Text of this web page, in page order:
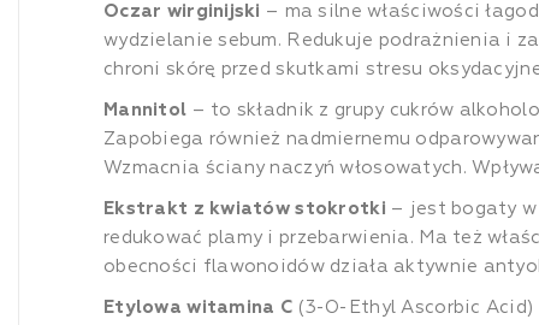
Oczar wirginijski – ma silne właściwości
wydzielanie sebum. Redukuje podrażnienia i
chroni skórę przed skutkami stresu
Mannitol – to składnik z grupy cukrów
Zapobiega również nadmiernemu
Wzmacnia ściany naczyń włosowatych.
Ekstrakt z kwiatów stokrotki – jest bogaty w
redukować plamy i przebarwienia. Ma też
obecności flawonoidów działa aktywnie
Etylowa witamina C (3-O-Ethyl Ascorbic